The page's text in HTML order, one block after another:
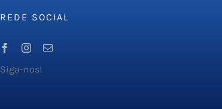
REDE SOCIAL
Siga-nos!